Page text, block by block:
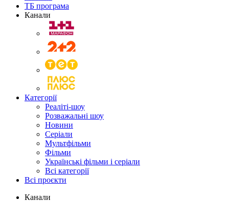
ТБ програма
Канали
Категорії
Реаліті-шоу
Розважальні шоу
Новини
Серіали
Мультфільми
Фільми
Українські фільми і серіали
Всі категорії
Всі проєкти
Канали